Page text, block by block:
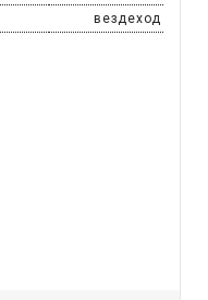
вездеход